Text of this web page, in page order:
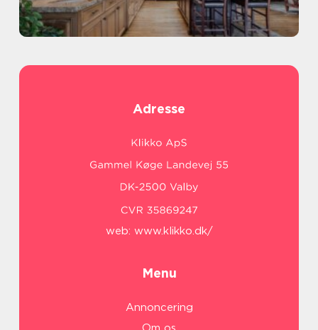
Adresse
web: www.klikko.dk/
Menu
Annoncering